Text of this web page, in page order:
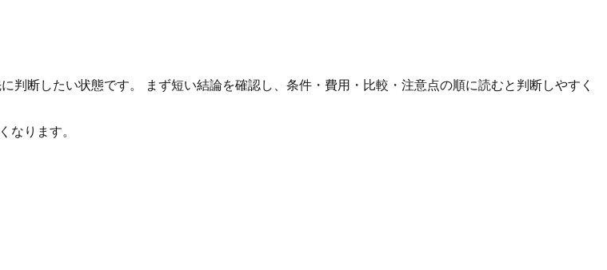
判断したい状態です。 まず短い結論を確認し、条件・費用・比較・注意点の順に読むと判断しやすく
なります。